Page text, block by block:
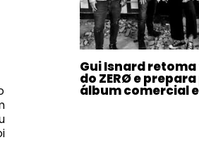
Gui Isnard
do ZERØ e
álbum comercial